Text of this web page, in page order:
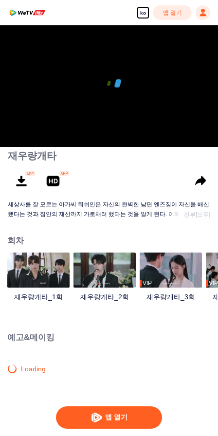
ko 앱 열기
앱 열기
재우량개타
세상사를 잘 모르는 아가씨 뤄쉬안은 자신의 완벽한 남편 옌즈징이 자신을 배신
했다는 것과 집안의 재산까지 가로채려 했다는 것을 알게 된다. 이후 뤄쉬안
전부[모두]
회차
재우량개타_1회 재우량개타_2회
VIP
재우량개타_3회
VIP
예고&메이킹
Loading…